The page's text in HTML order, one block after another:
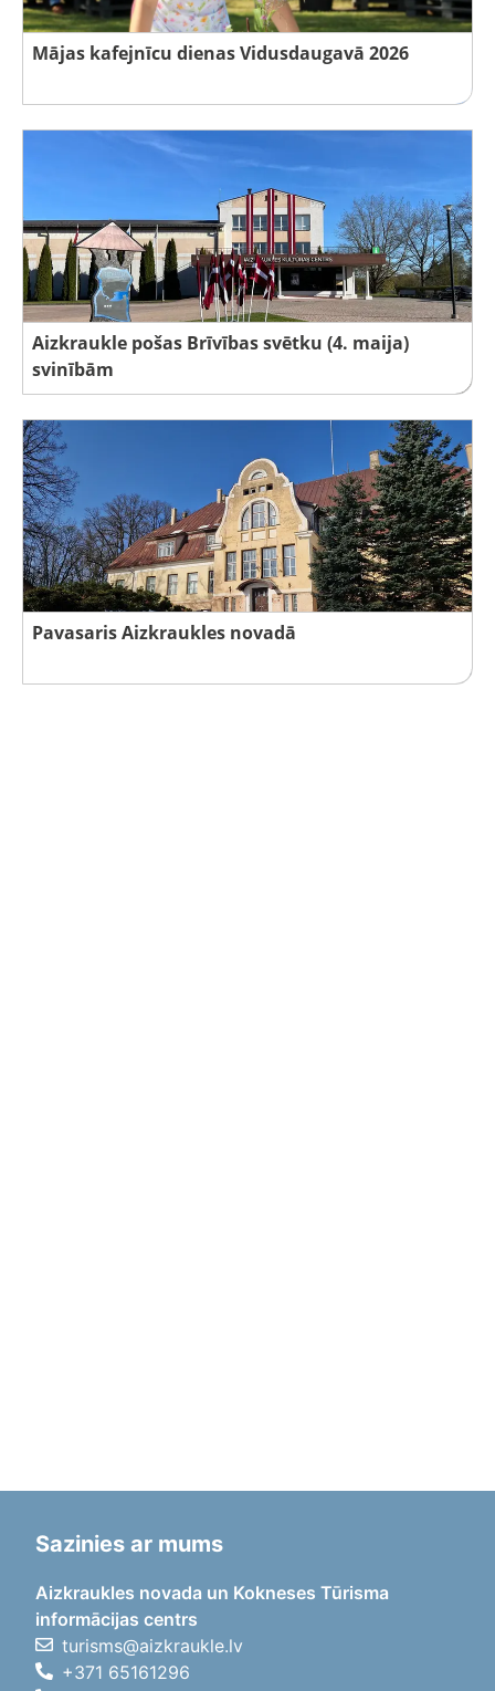
Mājas kafejnīcu dienas Vidusdaugavā 2026
Aizkraukle pošas Brīvības svētku (4. maija)
svinībām
Pavasaris Aizkraukles novadā
Sazinies ar mums
Aizkraukles novada un Kokneses Tūrisma
informācijas centrs
turisms@aizkraukle.lv
+371 65161296